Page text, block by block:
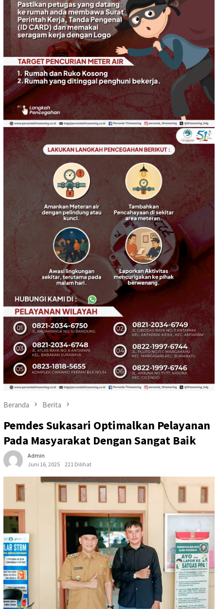
Beranda Berita
Pemdes Sukasari Optimalkan Pelayanan
Pada Masyarakat Dengan Sangat Baik
Admin
Juni 16, 2025
221 Dilihat